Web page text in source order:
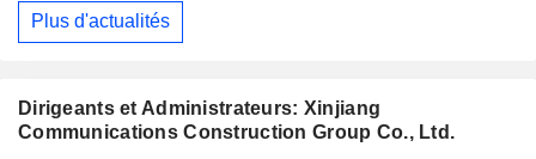
Plus d'actualités
Dirigeants et Administrateurs: Xinjiang
Communications Construction Group Co., Ltd.